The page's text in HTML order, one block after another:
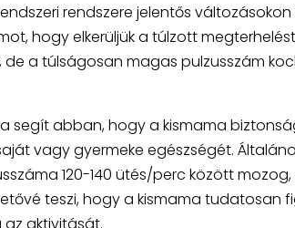
rendszere jelentős
hogy elkerüljük a túlzott
de a túlságosan magas pulzusszám
segít abban, hogy a kismama
vagy gyermeke egészségét.
120-140 ütés/perc között
teszi, hogy a kismama tudatosan